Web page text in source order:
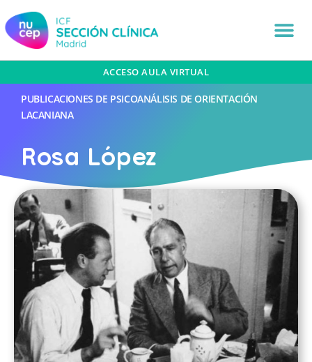
ACCESO AULA VIRTUAL
PUBLICACIONES DE PSICOANÁLISIS DE ORIENTACIÓN
LACANIANA
Rosa López